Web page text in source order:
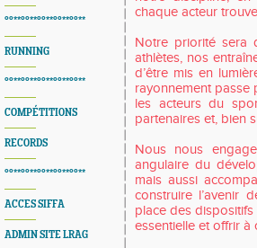
°°**°°**°°**°°**°°**
RUNNING
°°**°°**°°**°°**°°**
COMPÉTITIONS
RECORDS
°°**°°**°°**°°**°°**
ACCES SIFFA
ADMIN SITE LRAG
chaque acteur
Notre priorité sera
athlètes, nos
d’être mis en
rayonnement passe
les acteurs du
partenaires et, bien
Nous nous
angulaire du
mais aussi
construire l’avenir
place des
essentielle et offrir